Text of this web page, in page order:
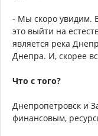
- Мы скоро увидим.
это выйти на
является река
Днепра. И, скорее
Что с того?
Днепропетровск и
финансовым,